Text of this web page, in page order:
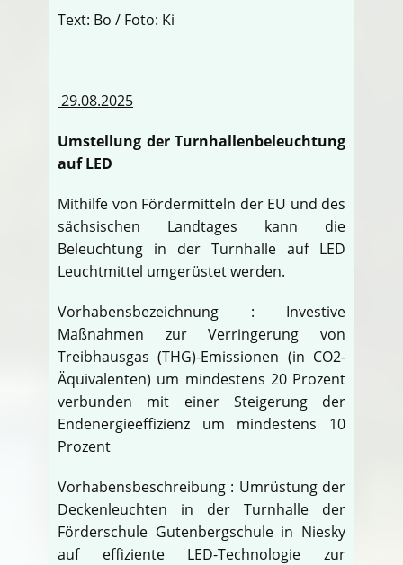
Text: Bo / Foto: Ki
29.08.2025
Umstellung der Turnhallenbeleuchtung
auf LED
Mithilfe von Fördermitteln der EU und des
sächsischen Landtages kann die
Beleuchtung in der Turnhalle auf LED
Leuchtmittel umgerüstet werden.
Vorhabensbezeichnung : Investive
Maßnahmen zur Verringerung von
Treibhausgas (THG)-Emissionen (in CO2-
Äquivalenten) um mindestens 20 Prozent
verbunden mit einer Steigerung der
Endenergieeffizienz um mindestens 10
Prozent
Vorhabensbeschreibung : Umrüstung der
Deckenleuchten in der Turnhalle der
Förderschule Gutenbergschule in Niesky
auf effiziente LED-Technologie zur